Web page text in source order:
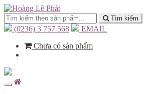
Tìm kiếm
(0236) 3 757 568
EMAIL
Chưa có sản phẩm